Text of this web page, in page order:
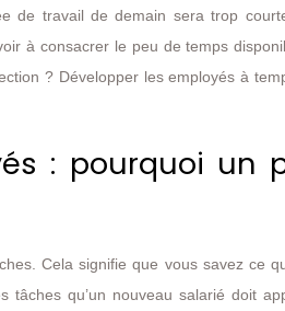
de travail de demain sera trop
à consacrer le peu de temps
? Développer les employés à
: pourquoi un
Cela signifie que vous savez ce
qu’un nouveau salarié doit